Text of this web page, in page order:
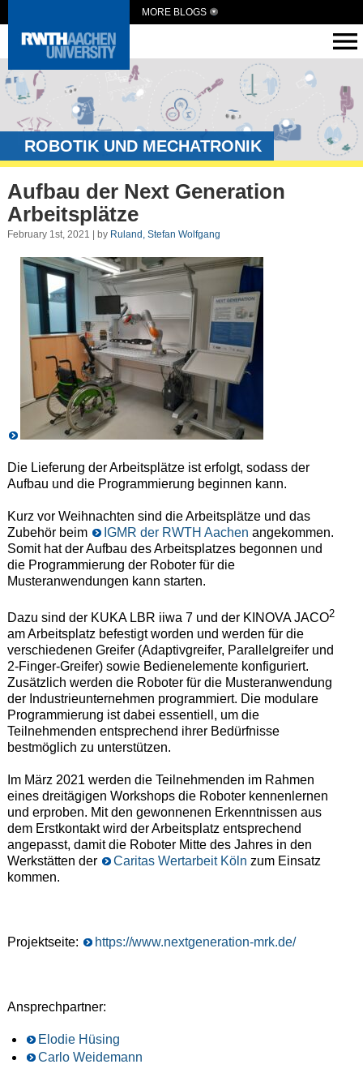
MORE BLOGS
ROBOTIK UND MECHATRONIK
Aufbau der Next Generation
Arbeitsplätze
February 1st, 2021 | by Ruland, Stefan Wolfgang
Die Lieferung der Arbeitsplätze ist erfolgt, sodass der
Aufbau und die Programmierung beginnen kann.
Kurz vor Weihnachten sind die Arbeitsplätze und das
Zubehör beim
IGMR der RWTH Aachen angekommen.
Somit hat der Aufbau des Arbeitsplatzes begonnen und
die Programmierung der Roboter für die
Musteranwendungen kann starten.
Dazu sind der KUKA LBR iiwa 7 und der KINOVA JACO2
am Arbeitsplatz befestigt worden und werden für die
verschiedenen Greifer (Adaptivgreifer, Parallelgreifer und
2-Finger-Greifer) sowie Bedienelemente konfiguriert.
Zusätzlich werden die Roboter für die Musteranwendung
der Industrieunternehmen programmiert. Die modulare
Programmierung ist dabei essentiell, um die
Teilnehmenden entsprechend ihrer Bedürfnisse
bestmöglich zu unterstützen.
Im März 2021 werden die Teilnehmenden im Rahmen
eines dreitägigen Workshops die Roboter kennenlernen
und erproben. Mit den gewonnenen Erkenntnissen aus
dem Erstkontakt wird der Arbeitsplatz entsprechend
angepasst, damit die Roboter Mitte des Jahres in den
Werkstätten der
Caritas Wertarbeit Köln zum Einsatz
kommen.
Projektseite: https://www.nextgeneration-mrk.de/
Ansprechpartner:
Elodie Hüsing
Carlo Weidemann